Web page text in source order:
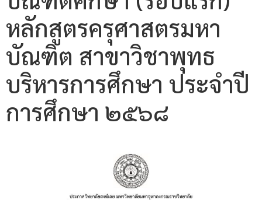
หลักสูตรครุศาสตรมหา
บัณฑิต สาขาวิชาพุทธ
บริหารการศึกษา ประจำปี
การศึกษา ๒๕๖๘